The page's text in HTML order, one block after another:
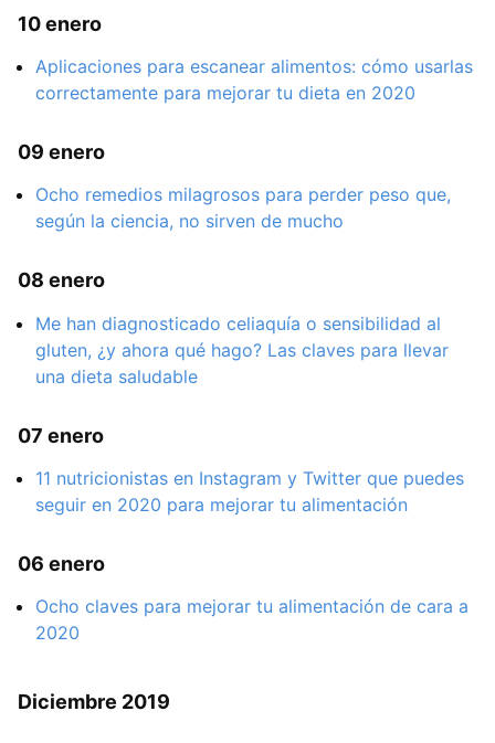
10 enero
Aplicaciones para escanear alimentos: cómo usarlas
correctamente para mejorar tu dieta en 2020
09 enero
Ocho remedios milagrosos para perder peso que,
según la ciencia, no sirven de mucho
08 enero
Me han diagnosticado celiaquía o sensibilidad al
gluten, ¿y ahora qué hago? Las claves para llevar
una dieta saludable
07 enero
11 nutricionistas en Instagram y Twitter que puedes
seguir en 2020 para mejorar tu alimentación
06 enero
Ocho claves para mejorar tu alimentación de cara a
2020
Diciembre 2019